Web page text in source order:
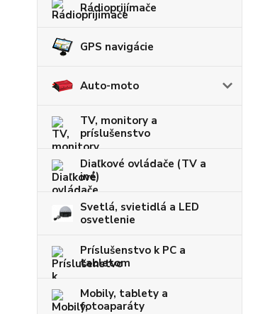
Rádioprijímače
GPS navigácie
Auto-moto
TV, monitory a
príslušenstvo
Diaľkové ovládače (TV a
iné)
Svetlá, svietidlá a LED
osvetlenie
Príslušenstvo k PC a
tabletom
Mobily, tablety a
fotoaparáty